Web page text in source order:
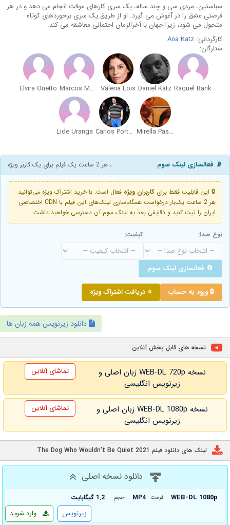
سباستین، مردی سی و چند ساله، یک سری کارهای موقت انجام می دهد و در هر
فرصتی عشق را در آغوش می گیرد. او از طریق یک سری برخوردهای کوتاه
متحول می شود، زیرا جهان با آخرالزمان احتمالی معاشقه می کند.
کارگردانی: Ana Katz
ستارگان:
Raquel Bank
Daniel Katz
Valeria Lois
Marcos Montes
Elvira Onetto
Mirella Pascual
Carlos Portaluppi
Lide Uranga
📡 فعالسازی لینک سوم ، هر 2 ساعت یک فیلم برای یک کاربر ویژه
🔒 این قابلیت فقط برای کاربران ویژه فعال است. با خرید اشتراک ویژه می‌توانید
هر 2 ساعت یک‌بار درخواست همگام‌سازی لینک‌های این فیلم با CDN اختصاصی
ایران را ثبت کنید و دقایقی بعد به لینک سوم آن دسترسی خواهید داشت
نوع صدا: کیفیت:
🔄 فعالسازی لینک سوم
🔒 ورود به حساب ⭐ دریافت اشتراک ویژه
دانلود زیرنویس همه زبان ها
نسخه های قابل پخش آنلاین
نسخه WEB-DL 720p زبان اصلی و
زیرنویس انگلیسی
تماشای آنلاین
نسخه WEB-DL 1080p زبان اصلی و
زیرنویس انگلیسی
تماشای آنلاین
لینک های دانلود فیلم The Dog Who Wouldn't Be Quiet 2021
دانلود نسخه اصلی
WEB-DL 1080p فرمت : MP4 حجم : 1.2 گیگابایت
وارد شوید زیرنویس